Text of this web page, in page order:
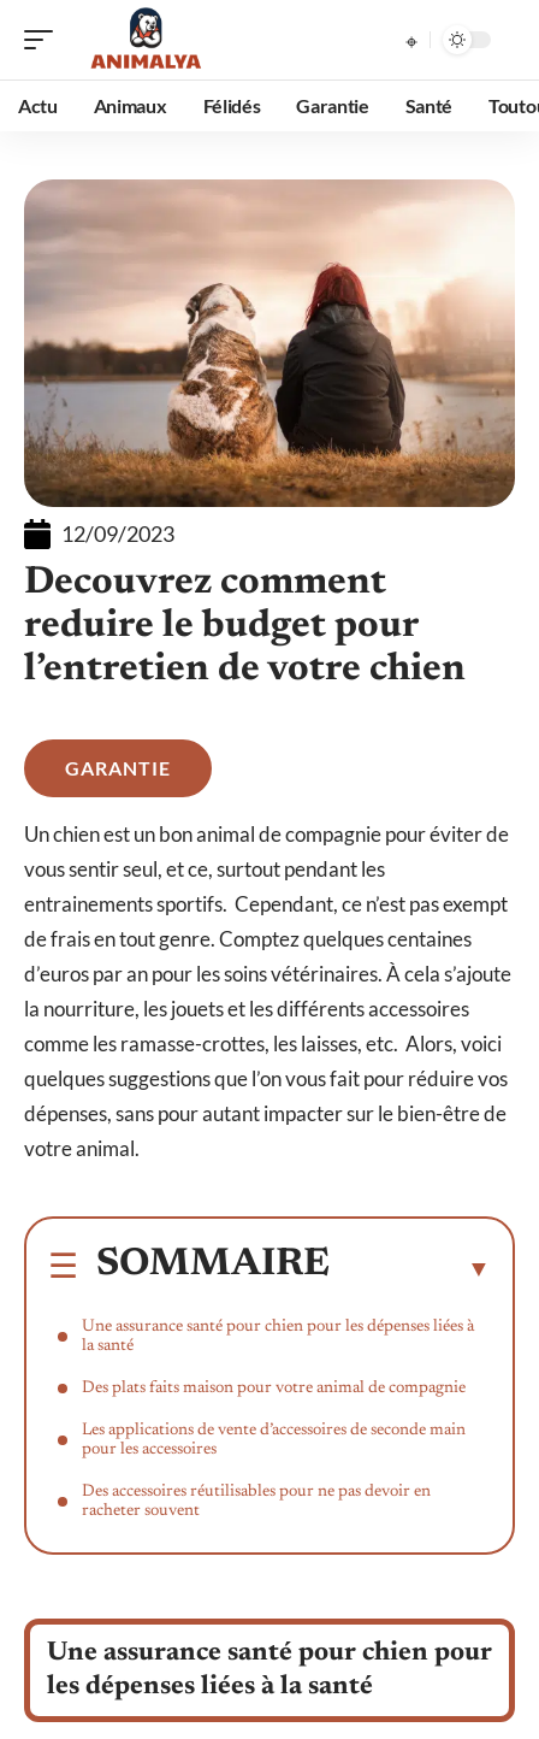
Actu Animaux Félidés Garantie Santé
12/09/2023
Decouvrez comment
reduire le budget pour
l’entretien de votre chien
GARANTIE
Un chien est un bon animal de compagnie pour éviter de
vous sentir seul, et ce, surtout pendant les
entrainements sportifs. Cependant, ce n’est pas exempt
de frais en tout genre. Comptez quelques centaines
d’euros par an pour les soins vétérinaires. À cela s’ajoute
la nourriture, les jouets et les différents accessoires
comme les ramasse-crottes, les laisses, etc. Alors, voici
quelques suggestions que l’on vous fait pour réduire vos
dépenses, sans pour autant impacter sur le bien-être de
votre animal.
SOMMAIRE
Une assurance santé pour chien pour les dépenses liées à
la santé
Des plats faits maison pour votre animal de compagnie
Les applications de vente d’accessoires de seconde main
pour les accessoires
Des accessoires réutilisables pour ne pas devoir en
racheter souvent
Une assurance santé pour chien pour
les dépenses liées à la santé